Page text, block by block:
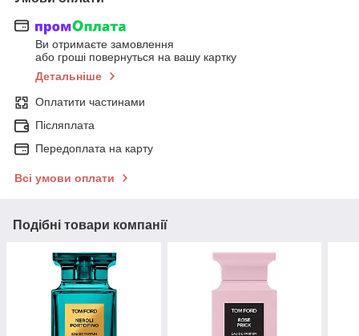
Ви отримаєте замовлення
або гроші повернуться на вашу картку
Детальніше
Оплатити частинами
Післяплата
Передоплата на карту
Всі умови оплати
Подібні товари компанії